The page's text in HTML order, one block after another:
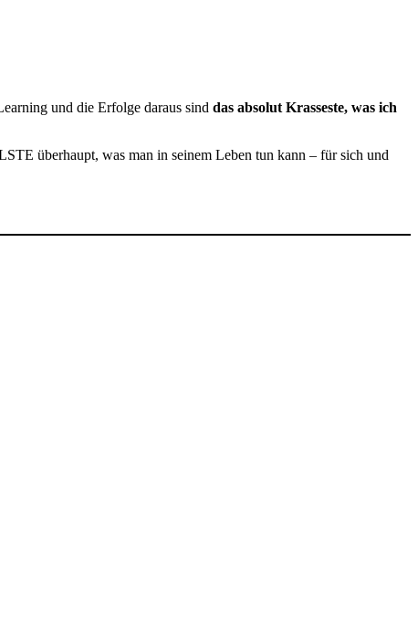
und die Erfolge daraus sind das absolut Krasseste, was ich
überhaupt, was man in seinem Leben tun kann – für sich und